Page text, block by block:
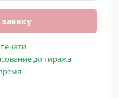
до тиража